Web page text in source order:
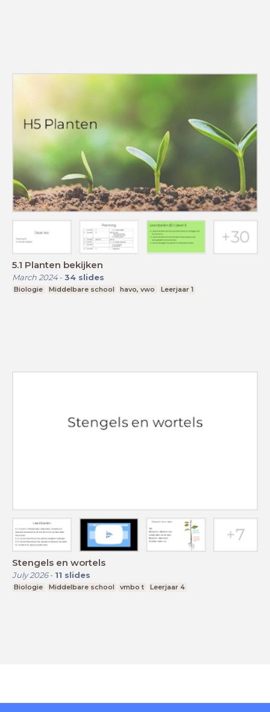
5.1 Planten bekijken
March 2024- 34 slides
Biologie Middelbare school havo, vwo Leerjaar 1
Stengels en wortels
July 2026- 11 slides
Biologie Middelbare school vmbo t Leerjaar 4